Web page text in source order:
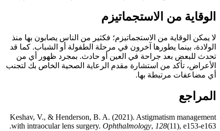
الوقاية من الاستجماتيزم
لا يمكن الوقاية من الاستجماتيزم؛ فكثير من الناس يصابون بها منذ
الولادة، بينما يطورها آخرون في مرحلة الطفولة أو الشباب. كما قد
تحدث للبعض بعد جراحة في العين أو حادث. بمجرد ظهور أي من
الأعراض، تأكد من استشارة مقدم الرعاية الصحية الخاص بك لتجنب
أي مضاعفات مرتبطة بها.
المراجع
Keshav, V., & Henderson, B. A. (2021). Astigmatism management
with intraocular lens surgery. Ophthalmology, 128(11), e153-e163.